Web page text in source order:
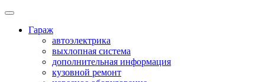
Skip
contentГараж
автоэлектрика
выхлопная система
дополнительная информация
кузовной ремонт